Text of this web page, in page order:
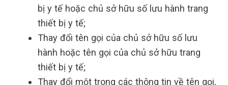
bị y tế hoặc chủ sở hữu số lưu hành trang
thiết bị y tế;
Thay đổi tên gọi của chủ sở hữu số lưu
hành hoặc tên gọi của chủ sở hữu trang
thiết bị y tế;
Thay đổi một trong các thông tin về tên gọi,